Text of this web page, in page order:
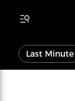
Last Minute